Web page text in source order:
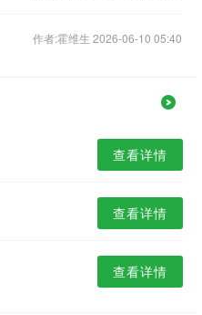
作者:霍维生 2026-06-10 05:40
查看详情
查看详情
查看详情